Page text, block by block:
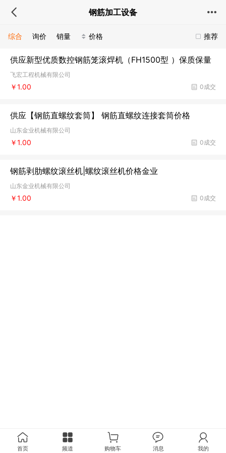
钢筋加工设备
推荐
综合 询价 销量 价格
供应新型优质数控钢筋笼滚焊机（FH1500型 ）保质保量
飞宏工程机械有限公司
0成交
￥1.00
供应【钢筋直螺纹套筒】 钢筋直螺纹连接套筒价格
山东金业机械有限公司
0成交
￥1.00
钢筋剥肋螺纹滚丝机|螺纹滚丝机价格金业
山东金业机械有限公司
0成交
￥1.00
首页 频道 购物车 消息 我的